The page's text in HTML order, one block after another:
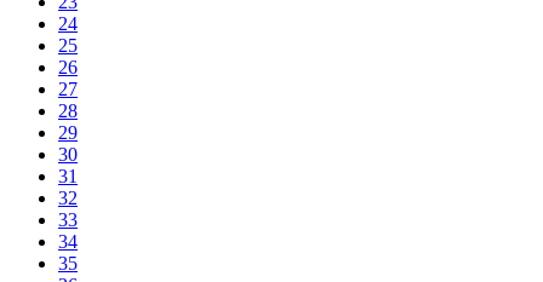
24
25
26
27
28
29
30
31
32
33
34
35